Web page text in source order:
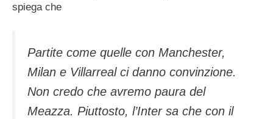
spiega che
Partite come quelle con Manchester,
Milan e Villarreal ci danno convinzione.
Non credo che avremo paura del
Meazza. Piuttosto, l’Inter sa che con il